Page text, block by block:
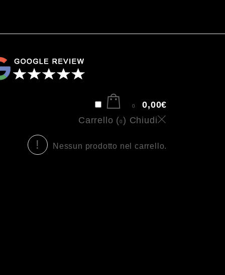
0 0,00€
Carrello (0) Chiudi
Nessun prodotto nel carrello.